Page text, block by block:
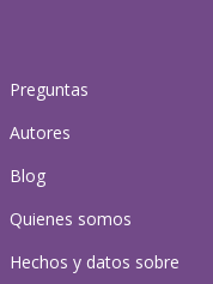
Preguntas
Autores
Blog
Quienes somos
Hechos y datos sobre